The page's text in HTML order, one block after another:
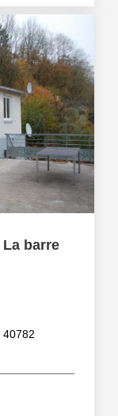
La barre
40782